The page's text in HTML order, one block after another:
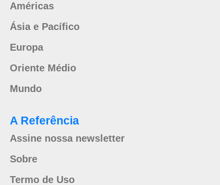
Américas
Ásia e Pacífico
Europa
Oriente Médio
Mundo
A Referência
Assine nossa newsletter
Sobre
Termo de Uso